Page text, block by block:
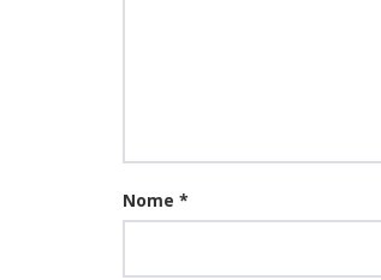
Nome *